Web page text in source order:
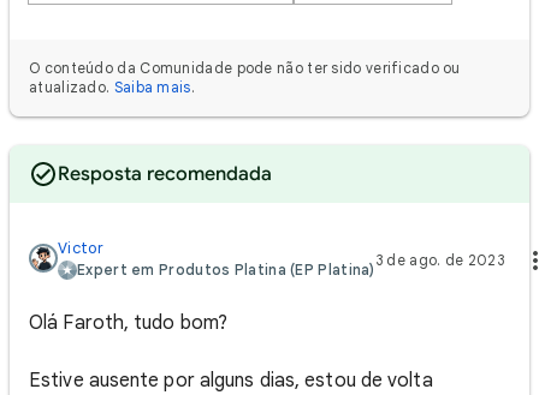
O conteúdo da Comunidade pode não ter sido verificado ou
atualizado. Saiba mais.
Resposta recomendada
Victor‎
Expert em Produtos Platina (EP Platina)
3 de ago. de 2023
Olá Faroth, tudo bom?
Estive ausente por alguns dias, estou de volta